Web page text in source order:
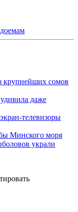
крупнейших сомов
даже
телевизоры
Минского моря
украли